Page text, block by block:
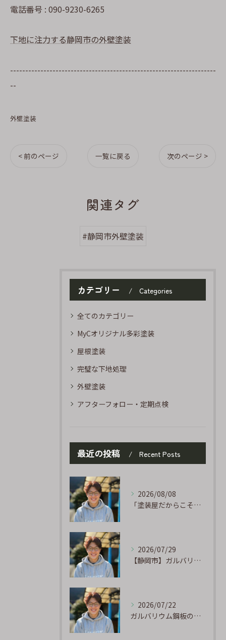
電話番号 : 090-9230-6265
下地に注力する静岡市の外壁塗装
--------------------------------------------------------------------
--
外壁塗装
< 前のページ 一覧に戻る 次のページ >
関連タグ
#静岡市外壁塗装
カテゴリー Categories
全てのカテゴリー
MyCオリジナル多彩塗装
屋根塗装
完璧な下地処理
外壁塗装
アフターフォロー・定期点検
最近の投稿 Recent Posts
2026/08/08
「塗装屋だからこそ分かる防水の話」〜下地処理が寿命を決める〜
2026/07/29
【静岡市】ガルバリウム外壁のサビ補修｜タッチアップ塗装の手順を職人が解説
2026/07/22
ガルバリウム鋼板の「傷」と「チョーキング」、実は深くつながっています